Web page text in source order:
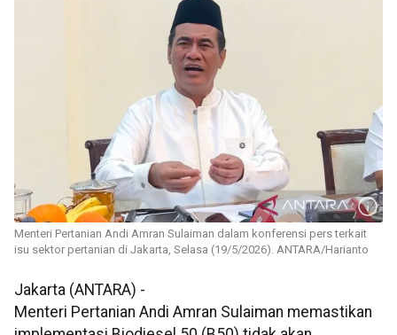
Menteri Pertanian Andi Amran Sulaiman dalam konferensi pers terkait
isu sektor pertanian di Jakarta, Selasa (19/5/2026). ANTARA/Harianto
Jakarta (ANTARA) -
Menteri Pertanian Andi Amran Sulaiman memastikan